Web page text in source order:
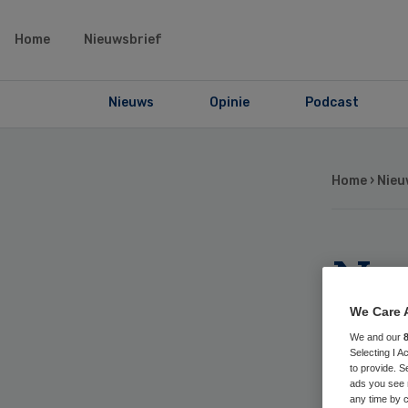
Home Nieuwsbrief
Nieuws Opinie Podcast
Home ›
We Care
We and our
Selecting I
to provide.
ads you see
any time by